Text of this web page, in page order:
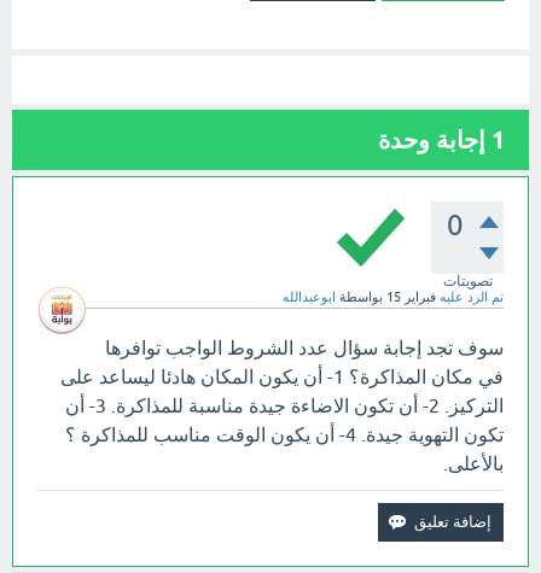
1 إجابة وحدة
0
تصويتات
تم الرد عليه فبراير 15 بواسطة ابوعبدالله
سوف تجد إجابة سؤال عدد الشروط الواجب توافرها
في مكان المذاكرة؟ 1- أن يكون المكان هادئا ليساعد على
التركيز. 2- أن تكون الاضاءة جيدة مناسبة للمذاكرة. 3- أن
تكون التهوية جيدة. 4- أن يكون الوقت مناسب للمذاكرة ؟
بالأعلى.